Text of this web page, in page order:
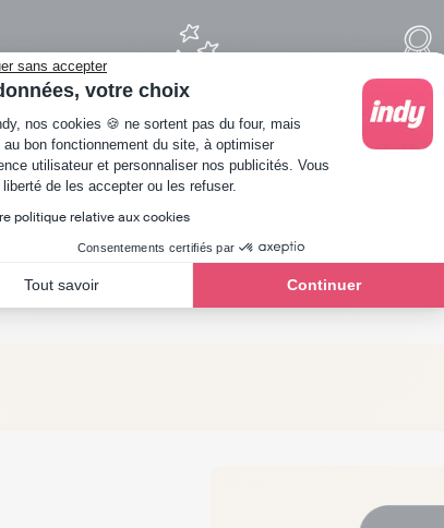
sans accepter
votre choix
de Gestion du Consentement :
nos cookies 🍪 ne sortent pas du four, mais
au bon fonctionnement du site, à optimiser
utilisateur et personnaliser nos publicités. Vous
de les accepter ou les refuser.
politique relative aux cookies
Consentements certifiés par
Tout savoir Continuer
Axeptio consent
Gratuit
Sans frais cachés, sans
engagement
100%
normes